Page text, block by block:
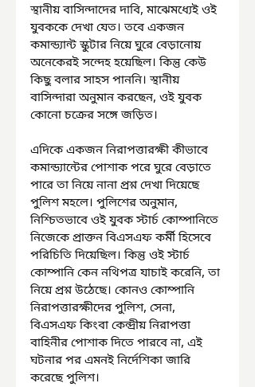
স্থানীয় বাসিন্দাদের দাবি, মাঝেমধ্যেই ওই
যুবককে দেখা যেত। তবে একজন
কমান্ড্যান্ট স্কুটার নিয়ে ঘুরে বেড়ানোয়
অনেকেরই সন্দেহ হয়েছিল। কিন্তু কেউ
কিছু বলার সাহস পাননি। স্থানীয়
বাসিন্দারা অনুমান করছেন, ওই যুবক
কোনো চক্রের সঙ্গে জড়িত।
এদিকে একজন নিরাপত্তারক্ষী কীভাবে
কমান্ড্যান্টের পোশাক পরে ঘুরে বেড়াতে
পারে তা নিয়ে নানা প্রশ্ন দেখা দিয়েছে
পুলিশ মহলে। পুলিশের অনুমান,
নিশ্চিতভাবে ওই যুবক স্টার্চ কোম্পানিতে
নিজেকে প্রাক্তন বিএসএফ কর্মী হিসেবে
পরিচিতি দিয়েছিল। কিন্তু ওই স্টার্চ
কোম্পানি কেন নথিপত্র যাচাই করেনি, তা
নিয়ে প্রশ্ন উঠেছে। কোনও কোম্পানি
নিরাপত্তারক্ষীদের পুলিশ, সেনা,
বিএসএফ কিংবা কেন্দ্রীয় নিরাপত্তা
বাহিনীর পোশাক দিতে পারবে না, এই
ঘটনার পর এমনই নির্দেশিকা জারি
করেছে পুলিশ।